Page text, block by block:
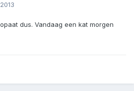
dus. Vandaag een kat morgen